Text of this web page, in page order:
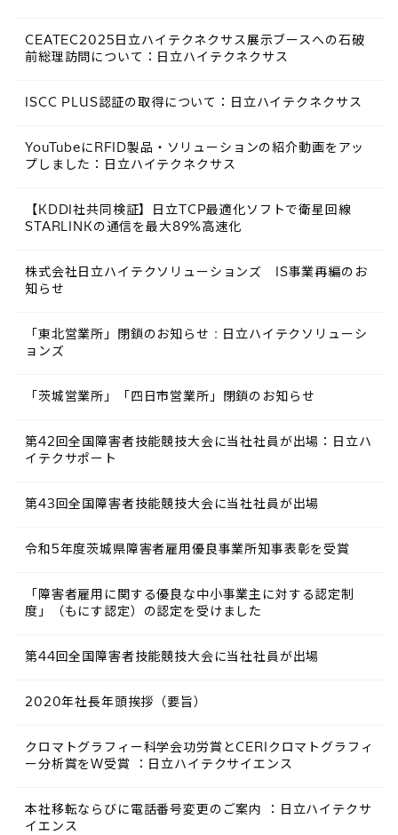
CEATEC2025日立ハイテクネクサス展示ブースへの石破
前総理訪問について：日立ハイテクネクサス
ISCC PLUS認証の取得について：日立ハイテクネクサス
YouTubeにRFID製品・ソリューションの紹介動画をアッ
プしました：日立ハイテクネクサス
【KDDI社共同検証】日立TCP最適化ソフトで衛星回線
STARLINKの通信を最大89%高速化
株式会社日立ハイテクソリューションズ IS事業再編のお
知らせ
「東北営業所」閉鎖のお知らせ : 日立ハイテクソリューシ
ョンズ
「茨城営業所」「四日市営業所」閉鎖のお知らせ
第42回全国障害者技能競技大会に当社社員が出場：日立ハ
イテクサポート
第43回全国障害者技能競技大会に当社社員が出場
令和5年度茨城県障害者雇用優良事業所知事表彰を受賞
「障害者雇用に関する優良な中小事業主に対する認定制
度」（もにす認定）の認定を受けました
第44回全国障害者技能競技大会に当社社員が出場
2020年社長年頭挨拶（要旨）
クロマトグラフィー科学会功労賞とCERIクロマトグラフィ
ー分析賞をW受賞 ：日立ハイテクサイエンス
本社移転ならびに電話番号変更のご案内 ：日立ハイテクサ
イエンス